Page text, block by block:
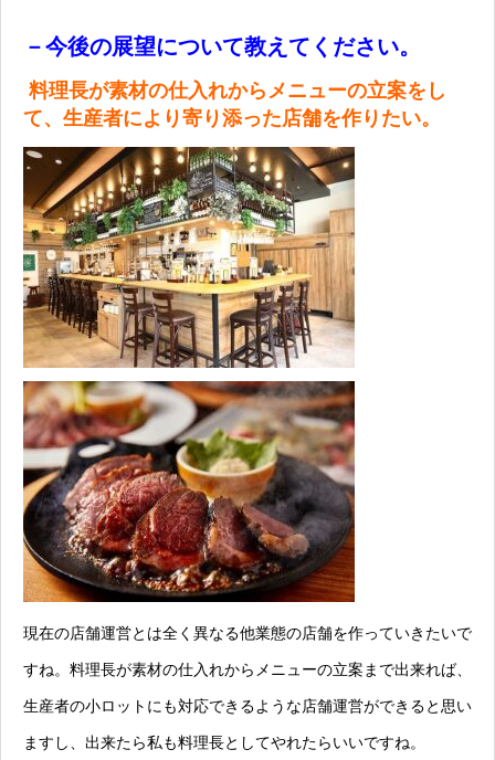
－今後の展望について教えてください。
料理長が素材の仕入れからメニューの立案をし
て、生産者により寄り添った店舗を作りたい。
現在の店舗運営とは全く異なる他業態の店舗を作っていきたいで
すね。料理長が素材の仕入れからメニューの立案まで出来れば、
生産者の小ロットにも対応できるような店舗運営ができると思い
ますし、出来たら私も料理長としてやれたらいいですね。